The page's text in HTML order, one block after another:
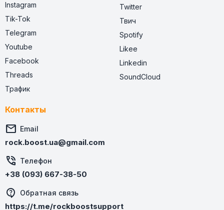
Instagram
Tik-Tok
Telegram
Youtube
Facebook
Threads
Трафик
Twitter
Твич
Spotify
Likee
Linkedin
SoundCloud
Контакты
 Email
rock.boost.ua@gmail.com
 Телефон
+38 (093) 667-38-50
Обратная связь
https://t.me/rockboostsupport